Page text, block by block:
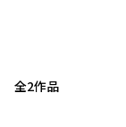
全2作品